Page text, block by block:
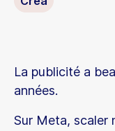
La publicité a
années.
Sur Meta, scaler